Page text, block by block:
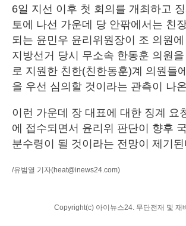
6일 지선 이후 첫 회의를 개최하고
토에 나선 가운데 당 안팎에서는 친
되는 윤민우 윤리위원장이 조 의원
지방선거 당시 무소속 한동훈 의원을
로 지원한 친한(친한동훈)계 의원들
을 우선 심의할 것이라는 관측이 나
이런 가운데 장 대표에 대한 징계 요
에 접수되면서 윤리위 판단이 향후
분수령이 될 것이라는 전망이 제기된
/유범열 기자(heat@inews24.com)
Copyright(c) 아이뉴스24. 무단전재 및 재